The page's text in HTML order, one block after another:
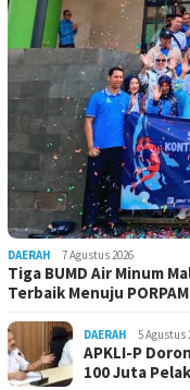
DAERAH 7 Agustus 2026
Tiga BUMD Air Minum
Terbaik Menuju
DAERAH 5 Agustus
APKLI-P
100 Juta